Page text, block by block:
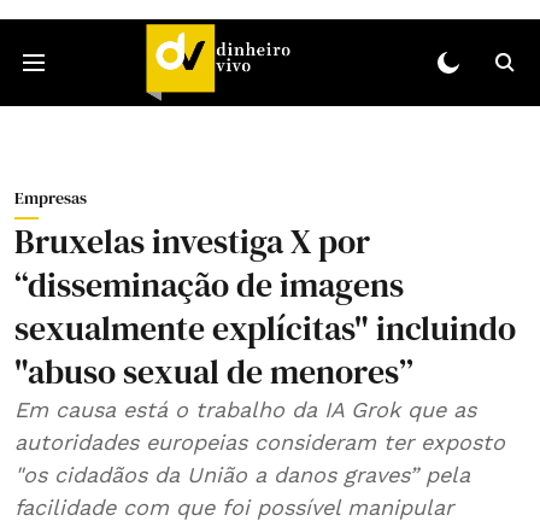
Empresas
Bruxelas investiga X por
“disseminação de imagens
sexualmente explícitas" incluindo
"abuso sexual de menores”
Em causa está o trabalho da IA Grok que as
autoridades europeias consideram ter exposto
"os cidadãos da União a danos graves” pela
facilidade com que foi possível manipular